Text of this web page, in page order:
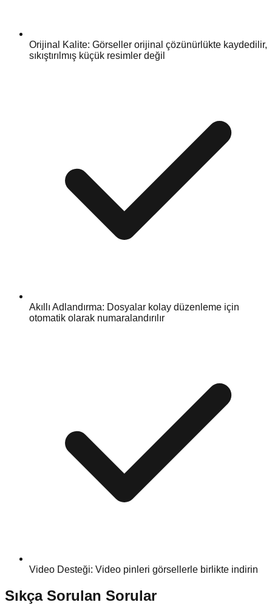
Orijinal Kalite: Görseller orijinal çözünürlükte kaydedilir,
sıkıştırılmış küçük resimler değil
Akıllı Adlandırma: Dosyalar kolay düzenleme için
otomatik olarak numaralandırılır
Video Desteği: Video pinleri görsellerle birlikte indirin
Sıkça Sorulan Sorular